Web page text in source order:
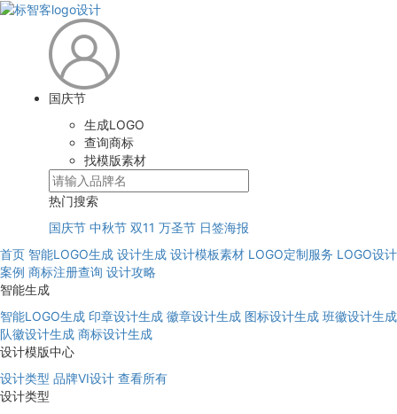
国庆节
生成LOGO
查询商标
找模版素材
热门搜索
国庆节 中秋节 双11 万圣节 日签海报
首页 智能LOGO生成 设计生成 设计模板素材 LOGO定制服务 LOGO设计
案例 商标注册查询 设计攻略
智能生成
智能LOGO生成 印章设计生成 徽章设计生成 图标设计生成 班徽设计生成
队徽设计生成 商标设计生成
设计模版中心
设计类型 品牌VI设计 查看所有
设计类型